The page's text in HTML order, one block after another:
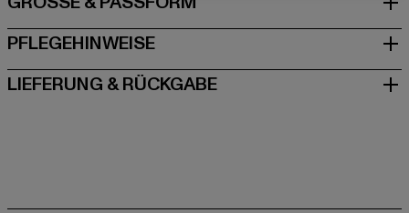
PFLEGEHINWEISE
LIEFERUNG & RÜCKGABE